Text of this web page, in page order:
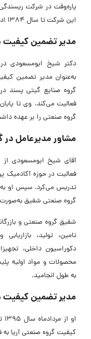
پاره‌وقت در شرکت
این شرکت تا سال 1384 ادامه پیدا کرد.
مدیر تضمین کیفیت
به‌عنوان مدیر تضمین
گروه صنایع گیتی پسند
گروه صنعتی را بر عهده
مشاور مدیرعامل
فعالیت در حوزه آکادمیک
تدریس می‌کرد. سپس او
گروه صنعتی شفیق به‌صورت
شفیق گروه صنعتی و
تامین، تولید،
دکوراسیون داخلی،
به طول انجامید.
مدیر تضمین کیفیت
کیفیت گروه صنعتی آریا به